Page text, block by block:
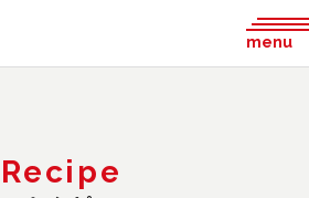
menu
Recipe